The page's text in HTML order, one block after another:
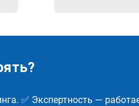
✅ Экспертность —